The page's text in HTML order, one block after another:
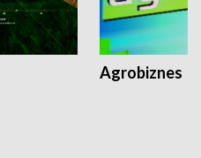
Agrobiznes